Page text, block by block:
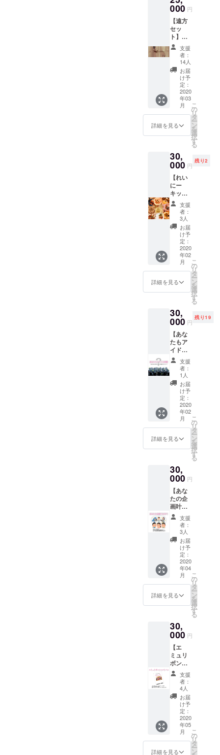
よろし
くお願
いいた
しま
す。 ※
ゲスト
支援の
場合、
備考欄
の変更
は同じ
メール
アドレ
スで会
員登録
になり
ます。
1月〜5
月まで
実施い
たしま
す！
1月予定
とござ
います
が、
2020年
1月〜5
月まで
実施い
たしま
す！
びいた
だけま
す） ・
チャー
ジ ・私
物サイ
ン ・グ
ループ
チェキ
付き
（出勤
キャス
ト全員
とお客
様）
000 円
【遠方
セッ
ト】
コース
エミュ
リボン
に行き
たい...だ
けど、
中々行
けない...
という
方のス
ペシャ
ルコー
スで
ミュリ
ボン
を、遠
方でも
楽しめ
ます！
クラウ
ドファ
ンディ
ング限
定Tシャ
ツ・あ
なたに
向けて
キャス
トから
のメッ
秒）・
現在籍
キャス
ト全員
のピン
チェキ
（サイ
ン入
り）
支援
者：
14人
お届
け予
定：
2020
年03
月
詳細を見る
こ
の
リ
タ
ー
ン
を
選
択
す
る
30,
000 円
残り2
【れい
にー
キッチ
ンお料
理教
室】
コース
キッチ
ンれい
にーに
お料理
を教え
てもら
える
チャン
ス！ ※
とご参
加（予
定）
支援
者：
3人
お届
け予
定：
2020
年02
月
詳細を見る
こ
の
リ
タ
ー
ン
を
選
択
す
る
30,
000 円
残り19
【あな
たもア
イドル
体験】
コース
（1時間
貸切）
エミュ
リボン
のス
テージ
で、
キャス
トに照
明・PA
をして
mixコー
ル・ケ
チャま
で...？！
あなた
のLIVE
をキャ
ストが
応援プ
ロジェ
クト！
グルー
プチェ
キ付
き！ ※
リター
ンは、
ご対応
可能で
す！
支援
者：
1人
お届
け予
定：
2020
年02
月
詳細を見る
こ
の
リ
タ
ー
ン
を
選
択
す
る
30,
000 円
【あな
たの企
画叶え
ます】
コース
エミュ
リボン
で、こ
のよう
な催し
があれ
ば...！と
あなた
の夢を
叶えま
す！ ※
チャー
ジ料付
き ※エ
ミュリ
ボン内
での企
画に限
りま
す！ ※
企画内
容によ
り、お
断りす
る可能
性もご
ざいま
す！
支援
者：
3人
お届
け予
定：
2020
年04
月
詳細を見る
こ
の
リ
タ
ー
ン
を
選
択
す
る
30,
000 円
【エ
ミュリ
ボン
ファス
トパ
ス】
コース
改装
後、先
行内覧
してい
ただき
エミュ
リボン
支援
者：
4人
お届
け予
定：
2020
年05
月
詳細を見る
こ
の
リ
タ
ー
ン